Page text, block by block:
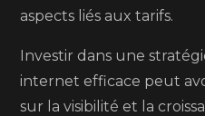
aspects liés aux tarifs.
Investir dans une
internet efficace peut
sur la visibilité et la